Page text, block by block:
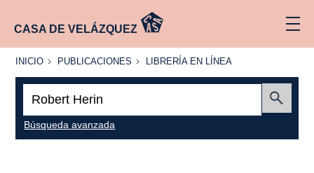
CASA DE VELÁZQUEZ
INICIO
INICIO PUBLICACIONES
PUBLICACIONES
LIBRERÍA
LÍNEA
LIBRERÍA EN LÍNEA
Búsqueda avanzada